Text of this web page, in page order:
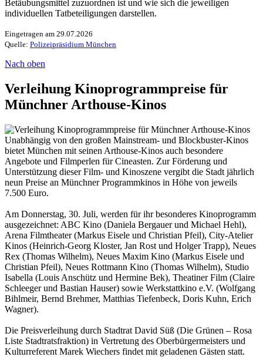
Betäubungsmittel zuzuordnen ist und wie sich die jeweiligen
individuellen Tatbeteiligungen darstellen.
Eingetragen am 29.07.2026
Quelle: Polizeipräsidium München
Nach oben
Verleihung Kinoprogrammpreise für
Münchner Arthouse-Kinos
Unabhängig von den großen Mainstream- und Blockbuster-Kinos
bietet München mit seinen Arthouse-Kinos auch besondere
Angebote und Filmperlen für Cineasten. Zur Förderung und
Unterstützung dieser Film- und Kinoszene vergibt die Stadt jährlich
neun Preise an Münchner Programmkinos in Höhe von jeweils
7.500 Euro.
Am Donnerstag, 30. Juli, werden für ihr besonderes Kinoprogramm
ausgezeichnet: ABC Kino (Daniela Bergauer und Michael Hehl),
Arena Filmtheater (Markus Eisele und Christian Pfeil), City-Atelier
Kinos (Heinrich-Georg Kloster, Jan Rost und Holger Trapp), Neues
Rex (Thomas Wilhelm), Neues Maxim Kino (Markus Eisele und
Christian Pfeil), Neues Rottmann Kino (Thomas Wilhelm), Studio
Isabella (Louis Anschütz und Hermine Bek), Theatiner Film (Claire
Schleeger und Bastian Hauser) sowie Werkstattkino e.V. (Wolfgang
Bihlmeir, Bernd Brehmer, Matthias Tiefenbeck, Doris Kuhn, Erich
Wagner).
Die Preisverleihung durch Stadtrat David Süß (Die Grünen – Rosa
Liste Stadtratsfraktion) in Vertretung des Oberbürgermeisters und
Kulturreferent Marek Wiechers findet mit geladenen Gästen statt.